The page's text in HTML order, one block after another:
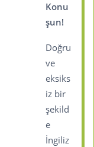
Konu
şun!
Doğru
ve
eksiks
iz bir
şekild
e
İngiliz